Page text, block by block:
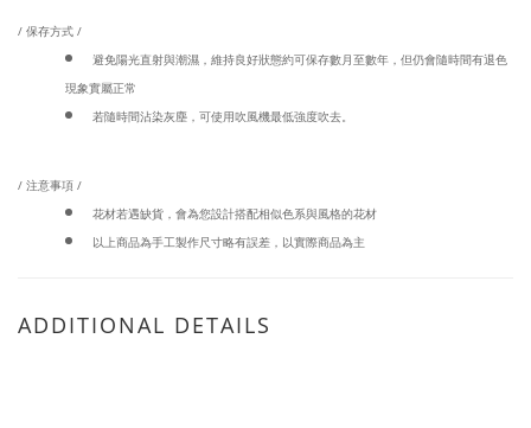
/ 保存方式 /
避免陽光直射與潮濕，維持良好狀態約可保存數月至數年，但仍會隨時間有退色
現象實屬正常
若隨時間沾染灰塵，可使用吹風機最低強度吹去。
/ 注意事項 /
花材若遇缺貨，會為您設計搭配相似色系與風格的花材
以上商品為手工製作尺寸略有誤差，以實際商品為主
ADDITIONAL DETAILS